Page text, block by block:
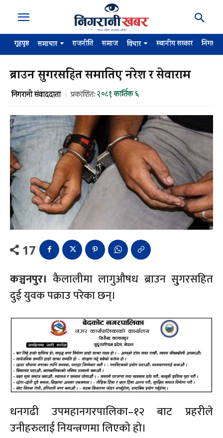
गृहपृष्ठ समाचार राजनीति समाज विचार स्थानीय सरकार
ब्राउन सुगरसहित समातिए नरेश र सेवाराम
निगरानी संवाददाता प्रकाशित:२०८१ कार्तिक ६
17
कञ्चनपुर। कैलालीमा लागुऔषध ब्राउन सु्गरसहित
दुई युवक पक्राउ परेका छन्।
धनगढी उपमहानगरपालिका–१२ बाट प्रहरीले
उनीहरुलाई नियन्त्रणमा लिएको हो।